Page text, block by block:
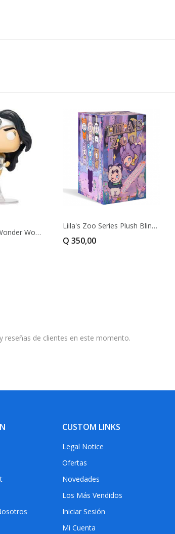
FUNKO POP : Wonder Woman 80th Anniversary White...
Liila's Zoo Series Plush Blind Box
Q 350,00
reseñas de clientes en este momento.
CUSTOM LINKS
Legal Notice
Ofertas
Novedades
Los Más Vendidos
Iniciar Sesión
Mi Cuenta